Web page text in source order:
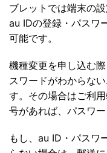
ブレットでは端末の
au IDの登録・パスワ
可能です。
機種変更を申し込む
スワードがわからな
す。その場合はご利
号があれば、パスワ
もし、au ID・パスワ